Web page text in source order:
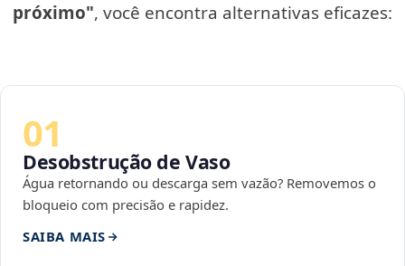
próximo", você encontra alternativas eficazes:
01
Desobstrução de Vaso
Água retornando ou descarga sem vazão? Removemos o
bloqueio com precisão e rapidez.
SAIBA MAIS